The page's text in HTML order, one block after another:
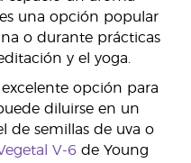
una opción popular
o durante prácticas
y el yoga.
excelente opción para
diluirse en un
de semillas de uva o
V-6 de Young